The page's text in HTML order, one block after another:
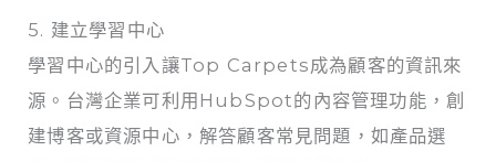
5. 建立學習中心
學習中心的引入讓Top Carpets成為顧客的資訊來
源。台灣企業可利用HubSpot的內容管理功能，創
建博客或資源中心，解答顧客常見問題，如產品選